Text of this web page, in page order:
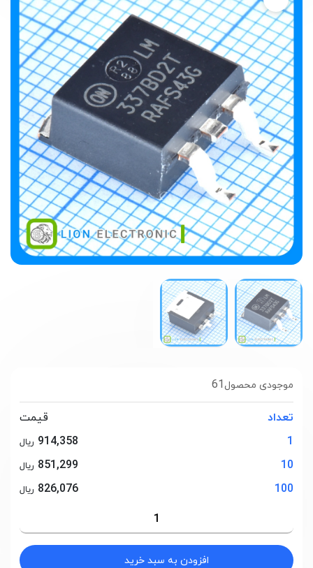
61 موجودی محصول
تعداد
قیمت
1
914,358 ریال
10
851,299 ریال
100
826,076 ریال
افزودن به سبد خرید